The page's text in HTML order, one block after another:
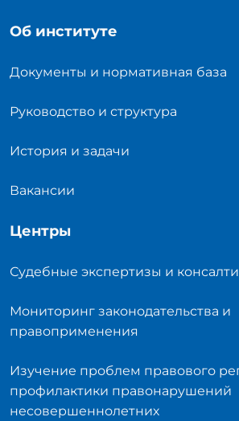
Об институте
Документы и нормативная база
Руководство и структура
История и задачи
Вакансии
Центры
Судебные экспертизы и
Мониторинг законодательства и
правоприменения
Изучение проблем правового
профилактики правонарушений
несовершеннолетних